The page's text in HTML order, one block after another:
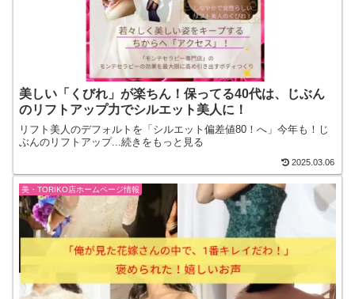
美しい「くびれ」が楽ちん！保ってる40代は、じぶん
のリフトアップ力でシルエット美人に！
リフト美人のデフォルトを「シルエット偏差値80！へ」今年も！じ
ぶんのリフトアップ...続きをもっと見る
2025.03.06
美・TORIKO店ホームページ情報